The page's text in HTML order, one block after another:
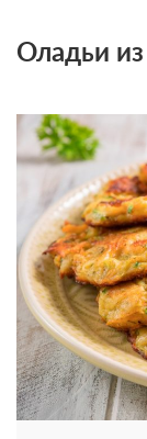
Оладьи